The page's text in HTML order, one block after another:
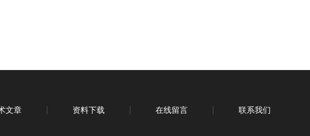
文章 资料下载 在线留言 联系我们